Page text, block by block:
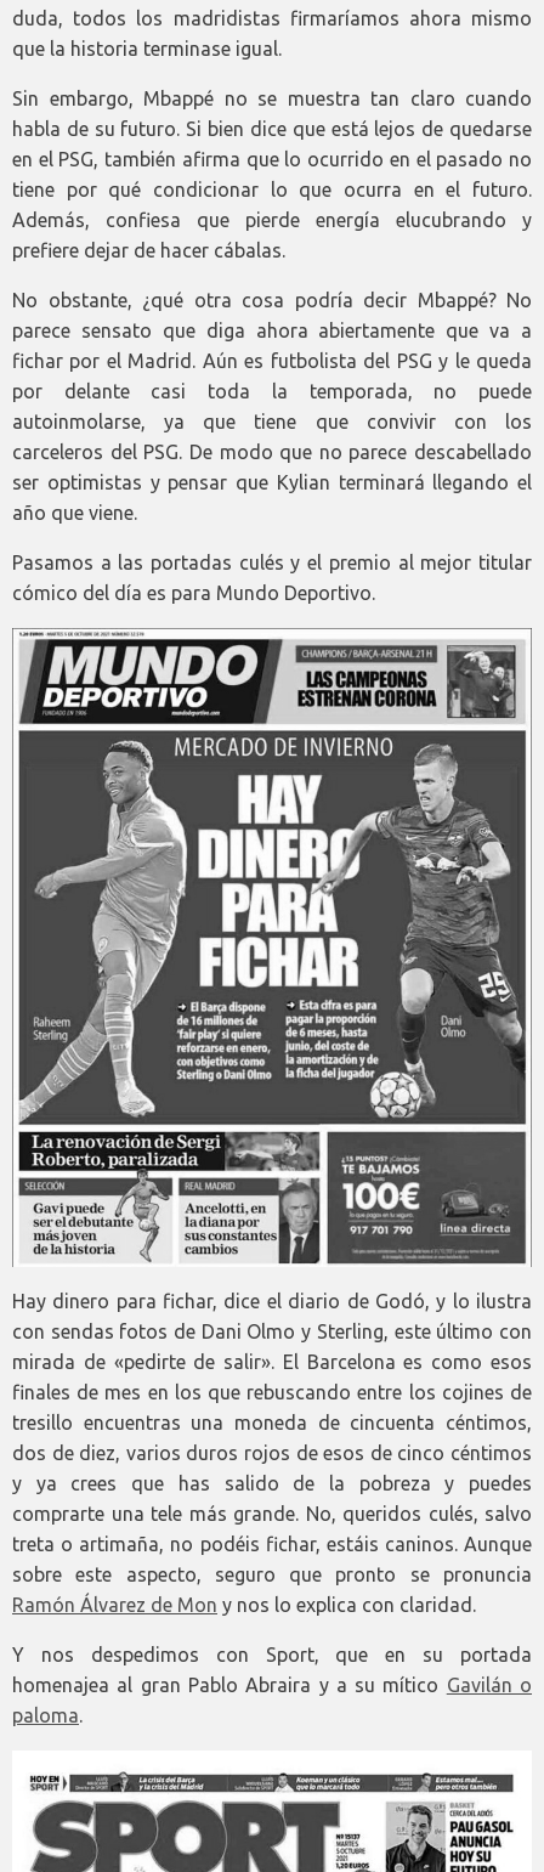
duda, todos los madridistas firmaríamos ahora mismo
que la historia terminase igual.
Sin embargo, Mbappé no se muestra tan claro cuando
habla de su futuro. Si bien dice que está lejos de quedarse
en el PSG, también afirma que lo ocurrido en el pasado no
tiene por qué condicionar lo que ocurra en el futuro.
Además, confiesa que pierde energía elucubrando y
prefiere dejar de hacer cábalas.
No obstante, ¿qué otra cosa podría decir Mbappé? No
parece sensato que diga ahora abiertamente que va a
fichar por el Madrid. Aún es futbolista del PSG y le queda
por delante casi toda la temporada, no puede
autoinmolarse, ya que tiene que convivir con los
carceleros del PSG. De modo que no parece descabellado
ser optimistas y pensar que Kylian terminará llegando el
año que viene.
Pasamos a las portadas culés y el premio al mejor titular
cómico del día es para Mundo Deportivo.
Hay dinero para fichar, dice el diario de Godó, y lo ilustra
con sendas fotos de Dani Olmo y Sterling, este último con
mirada de «pedirte de salir». El Barcelona es como esos
finales de mes en los que rebuscando entre los cojines de
tresillo encuentras una moneda de cincuenta céntimos,
dos de diez, varios duros rojos de esos de cinco céntimos
y ya crees que has salido de la pobreza y puedes
comprarte una tele más grande. No, queridos culés, salvo
treta o artimaña, no podéis fichar, estáis caninos. Aunque
sobre este aspecto, seguro que pronto se pronuncia
Ramón Álvarez de Mon y nos lo explica con claridad.
Y nos despedimos con Sport, que en su portada
homenajea al gran Pablo Abraira y a su mítico Gavilán o
paloma.